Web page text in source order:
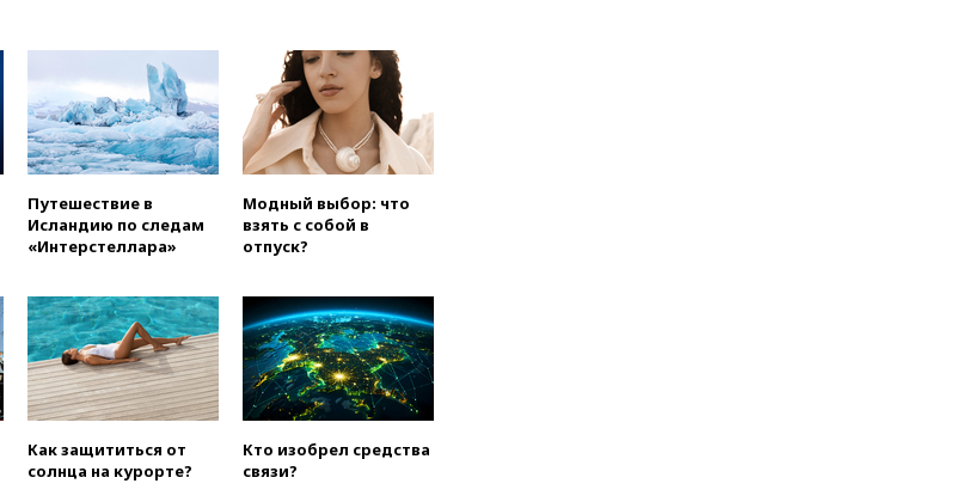
анонсировал скорое
соглашение о прекращении
огня США и Ирана
вчера, 22:15Три человека
получили ножевые ранения
вчера, 22:00Путин поручил
выделить средства на новые
вчера, 21:56The Atlantic: Маск
отказал Украине в
использовании Starlink для
атак вглубь РФ
вчера, 21:35После пожара на
складе в Брянске возбудили
уголовное дело
Путешествие в
Исландию по следам
«Интерстеллара»
Модный выбор: что
взять с собой в
отпуск?
Как защититься от
солнца на курорте?
Кто изобрел средства
связи?